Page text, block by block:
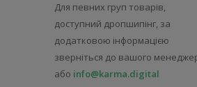
Для певних груп товарів,
доступний дропшипінг, за
додатковою інформацією
зверніться до вашого
або info@karma.digital